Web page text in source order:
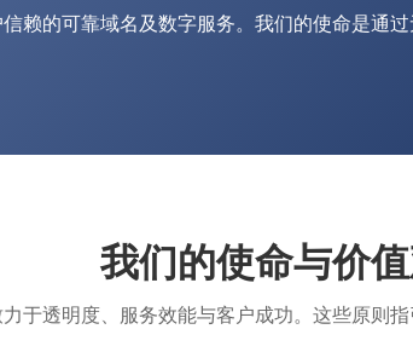
赖的可靠域名及数字服务。我们的使命是通
我们的使命与价
于透明度、服务效能与客户成功。这些原则指